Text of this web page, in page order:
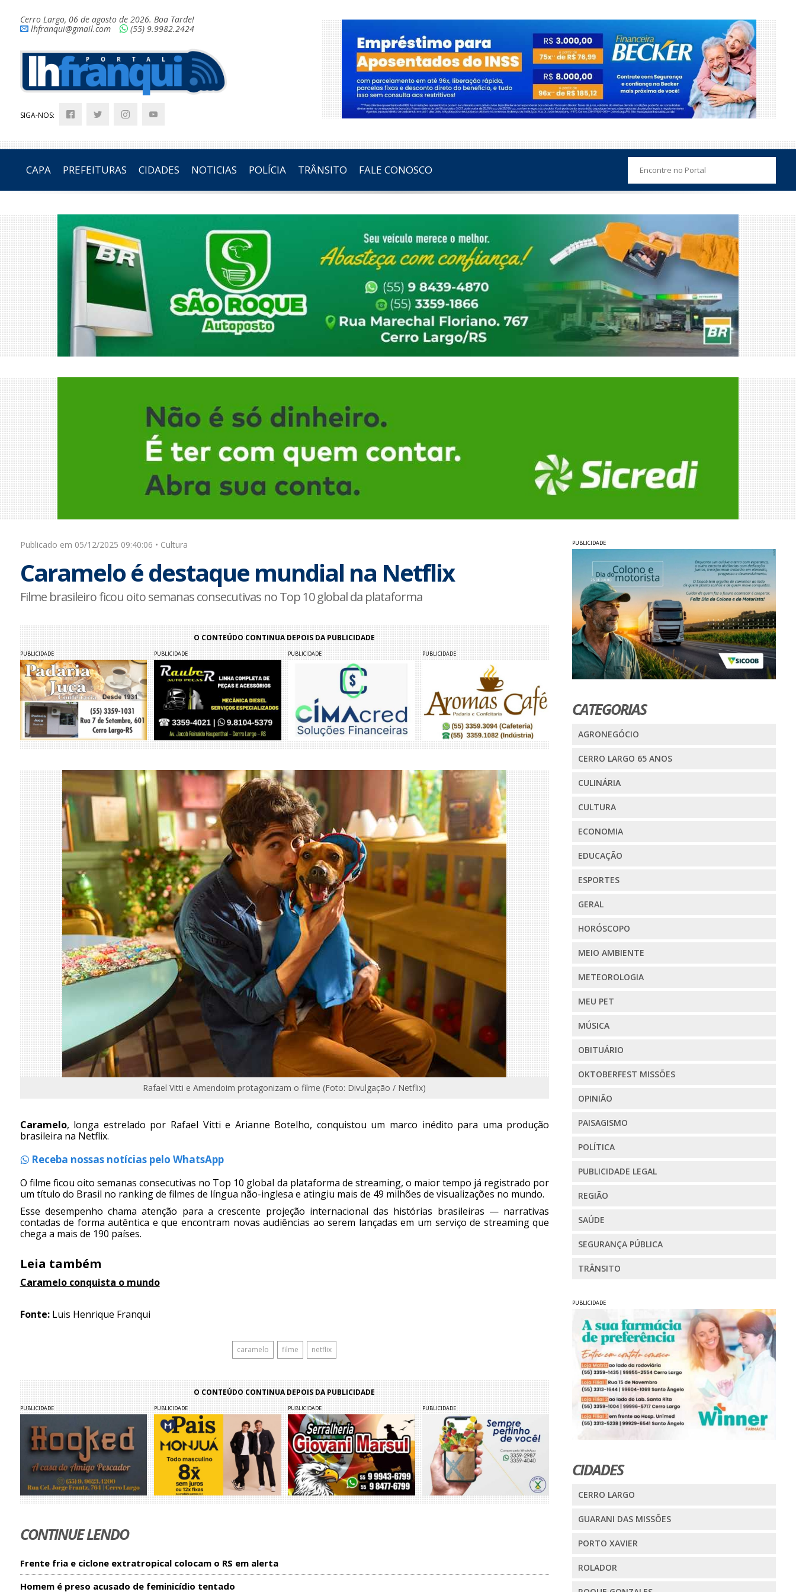
Cerro Largo, 06 de agosto de 2026. Boa Tarde!
lhfranqui@gmail.com
(55) 9.9982.2424
SIGA-NOS:
CAPA PREFEITURAS CIDADES NOTICIAS POLÍCIA TRÂNSITO FALE CONOSCO
Publicado em 05/12/2025 09:40:06 • Cultura
Caramelo é destaque mundial na Netflix
Filme brasileiro ficou oito semanas consecutivas no Top 10 global da plataforma
O CONTEÚDO CONTINUA DEPOIS DA PUBLICIDADE
PUBLICIDADE PUBLICIDADE PUBLICIDADE PUBLICIDADE
Rafael Vitti e Amendoim protagonizam o filme (Foto: Divulgação / Netflix)
Caramelo, longa estrelado por Rafael Vitti e Arianne Botelho, conquistou um marco inédito para uma produção
brasileira na Netflix.
Receba nossas notícias pelo WhatsApp
O filme ficou oito semanas consecutivas no Top 10 global da plataforma de streaming, o maior tempo já registrado por
um título do Brasil no ranking de filmes de língua não-inglesa e atingiu mais de 49 milhões de visualizações no mundo.
Esse desempenho chama atenção para a crescente projeção internacional das histórias brasileiras — narrativas
contadas de forma autêntica e que encontram novas audiências ao serem lançadas em um serviço de streaming que
chega a mais de 190 países.
Leia também
Caramelo conquista o mundo
Fonte:Luis Henrique Franqui
caramelo filme netflix
O CONTEÚDO CONTINUA DEPOIS DA PUBLICIDADE
PUBLICIDADE PUBLICIDADE PUBLICIDADE PUBLICIDADE
CONTINUE LENDO
Frente fria e ciclone extratropical colocam o RS em alerta
Homem é preso acusado de feminicídio tentado
PUBLICIDADE
CATEGORIAS
AGRONEGÓCIO
CERRO LARGO 65 ANOS
CULINÁRIA
CULTURA
ECONOMIA
EDUCAÇÃO
ESPORTES
GERAL
HORÓSCOPO
MEIO AMBIENTE
METEOROLOGIA
MEU PET
MÚSICA
OBITUÁRIO
OKTOBERFEST MISSÕES
OPINIÃO
PAISAGISMO
POLÍTICA
PUBLICIDADE LEGAL
REGIÃO
SAÚDE
SEGURANÇA PÚBLICA
TRÂNSITO
PUBLICIDADE
CIDADES
CERRO LARGO
GUARANI DAS MISSÕES
PORTO XAVIER
ROLADOR